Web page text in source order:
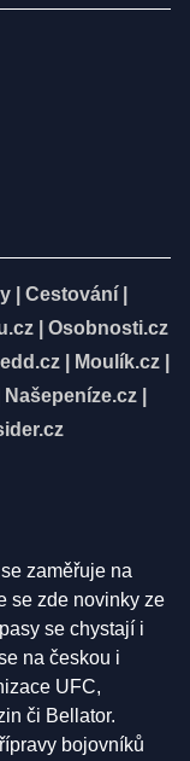
Cestování
Osobnosti.cz
| Moulík.cz|
Našepeníze.cz
zaměřuje na
se zde novinky ze
se chystají i
na českou i
UFC,
či Bellator.
bojovníků